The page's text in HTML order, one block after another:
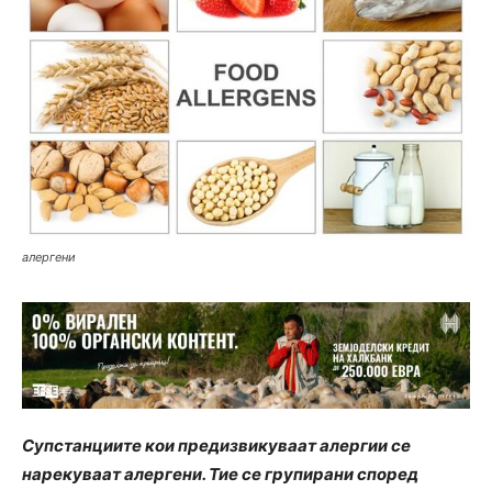
алергени
Супстанциите кои предизвикуваат алергии се
нарекуваат алергени. Тие се групирани според